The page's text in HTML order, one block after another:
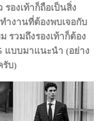
องเท้าก็ถือเป็นสิ่ง
ำงานที่ต้องพบเจอกับ
รวมถึงรองเท้าก็ต้อง
แบบมาแนะนำ (อย่าง
รับ)